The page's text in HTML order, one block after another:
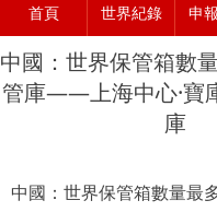
首頁 世界紀錄 申
ꄠ 查詢中心
ꂐ 申報中心
中國：世界保管箱數
管庫——上海中心·寶
庫
中國： 世界保管箱數量最